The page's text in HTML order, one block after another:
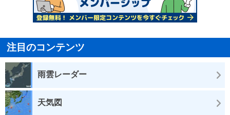
注目のコンテンツ
雨雲レーダー
天気図